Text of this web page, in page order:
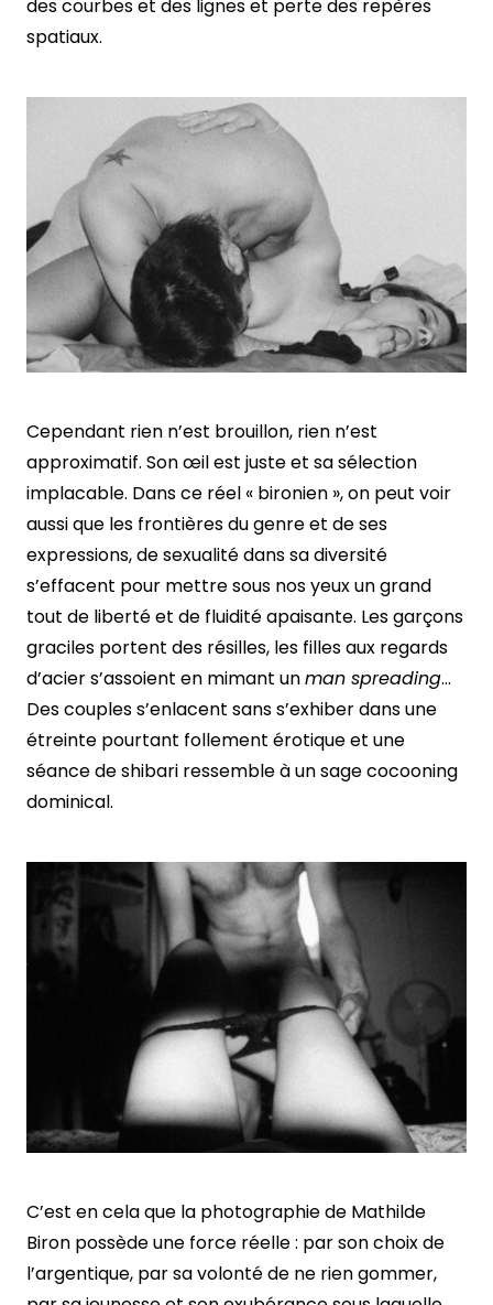
des courbes et des lignes et perte des repères
spatiaux.
Cependant rien n’est brouillon, rien n’est
approximatif. Son œil est juste et sa sélection
implacable. Dans ce réel « bironien », on peut voir
aussi que les frontières du genre et de ses
expressions, de sexualité dans sa diversité
s’effacent pour mettre sous nos yeux un grand
tout de liberté et de fluidité apaisante. Les garçons
graciles portent des résilles, les filles aux regards
d’acier s’assoient en mimant unman spreading…
Des couples s’enlacent sans s’exhiber dans une
étreinte pourtant follement érotique et une
séance de shibari ressemble à un sage cocooning
dominical.
C’est en cela que la photographie de Mathilde
Biron possède une force réelle : par son choix de
l’argentique, par sa volonté de ne rien gommer,